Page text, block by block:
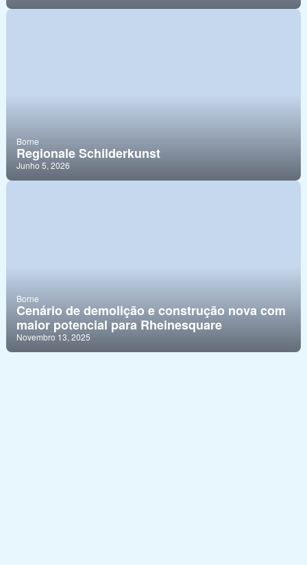
Borne
Regionale Schilderkunst
Junho 5, 2026
Borne
Cenário de demolição e construção nova com
maior potencial para Rheinesquare
Novembro 13, 2025